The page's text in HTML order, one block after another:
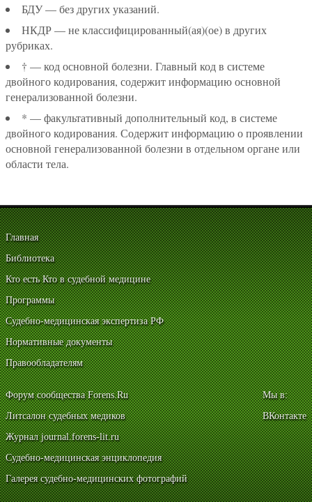
БДУ — без других указаний.
НКДР — не классифицированный(ая)(ое) в других
рубриках.
† — код основной болезни. Главный код в системе
двойного кодирования, содержит информацию основной
генерализованной болезни.
* — факультативный дополнительный код, в системе
двойного кодирования. Содержит информацию о проявлении
основной генерализованной болезни в отдельном органе или
области тела.
Главная
Библиотека
Кто есть Кто в судебной медицине
Программы
Судебно-медицинская экспертиза РФ
Нормативные документы
Правообладателям
Форум сообщества Forens.Ru
Литсалон судебных медиков
Журнал journal.forens-lit.ru
Судебно-медицинская энциклопедия
Галерея судебно-медицинских фотографий
Мы в:
ВКонтакте